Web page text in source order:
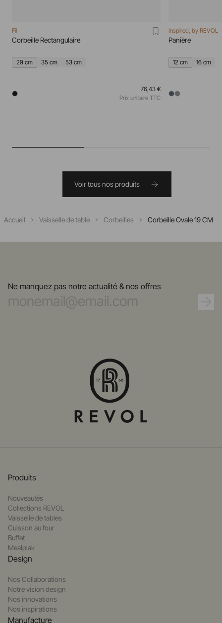
Fil
Corbeille Rectangulaire
29 cm 35 cm 53 cm
76,43 €
Prix unitaire TTC
Inspired, by REVOL
Panière
12 cm 16 cm
Voir tous nos produits
Accueil Vaisselle de table Corbeilles Corbeille Ovale 19 CM
Ne manquez pas notre actualité & nos offres
Produits
Nouveautés
Collections REVOL
Vaisselle de tables
Cuisson au four
Buffet
Mealplak
Design
Nos Collaborations
Notre vision design
Nos innovations
Nos inspirations
Manufacture